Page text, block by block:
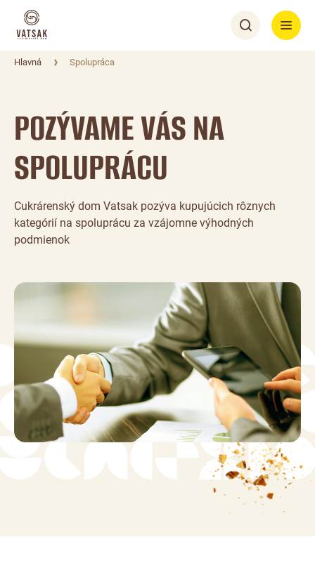
Hlavná Spolupráca
POZÝVAME VÁS NA
SPOLUPRÁCU
Cukrárenský dom Vatsak pozýva kupujúcich rôznych
kategórií na spoluprácu za vzájomne výhodných
podmienok